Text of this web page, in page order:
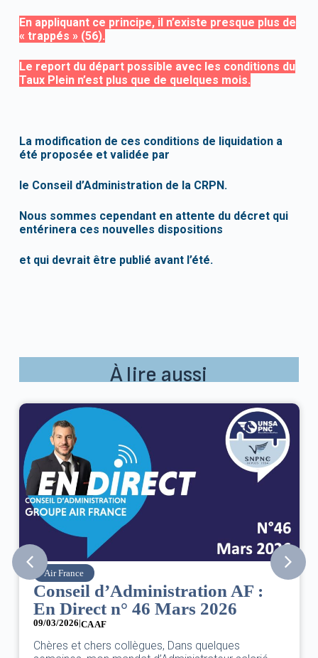
En appliquant ce principe, il n’existe presque plus de
« trappés » (56).
Le report du départ possible avec les conditions du
Taux Plein n’est plus que de quelques mois.
La modification de ces conditions de liquidation a
été proposée et validée par
le Conseil d’Administration de la CRPN.
Nous sommes cependant en attente du décret qui
entérinera ces nouvelles dispositions
et qui devrait être publié avant l’été.
À lire aussi
8 mars : journée
des droits des femmes
07/03/2026
DANS L’AÉRIEN COMME AILLEURS, CE